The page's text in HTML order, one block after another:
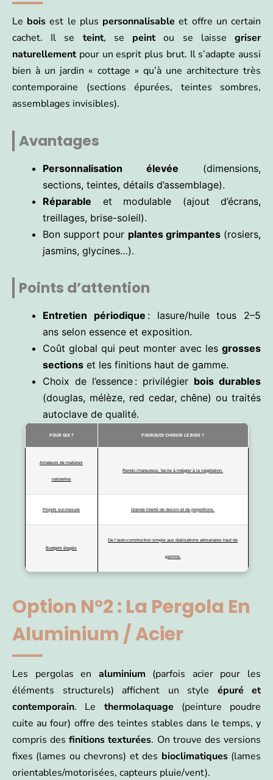
Le bois est le plus personnalisable et offre un certain
cachet. Il se teint, se peintou se laissegriser
naturellementpour un esprit plus brut. Il s’adapte aussi
bien à un jardin « cottage » qu’à une architecture très
contemporaine (sections épurées, teintes sombres,
assemblages invisibles).
Avantages
Personnalisation élevée (dimensions,
sections, teintes, détails d’assemblage).
Réparable et modulable (ajout d’écrans,
treillages, brise-soleil).
Bon support pour plantes grimpantes(rosiers,
jasmins, glycines…).
Points d’attention
Entretien périodique : lasure/huile tous 2–5
ans selon essence et exposition.
Coût global qui peut monter avec les grosses
sections et les finitions haut de gamme.
Choix de l’essence : privilégier bois durables
(douglas, mélèze, red cedar, chêne) ou traités
autoclave de qualité.
POUR QUI ? POURQUOI CHOISIR LE BOIS ?
Amateurs de matières
naturelles
Rendu chaleureux, facile à intégrer à la végétation.
Projets sur-mesure Grande liberté de dessin et de proportions.
Budgets étagés
De l’auto-construction simple aux réalisations artisanales haut de
gamme.
Option N°2 : La Pergola En
Aluminium / Acier
Les pergolas en aluminium (parfois acier pour les
éléments structurels) affichent un style épuré et
contemporain. Le thermolaquage (peinture poudre
cuite au four) offre des teintes stables dans le temps, y
compris desfinitions texturées. On trouve des versions
fixes (lames ou chevrons) et des bioclimatiques(lames
orientables/motorisées, capteurs pluie/vent).